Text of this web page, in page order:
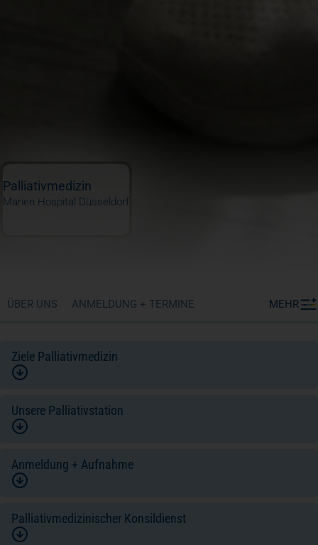
Palliativmedizin
Marien Hospital Düsseldorf
ÜBER UNS ANMELDUNG + TERMINE MEHR
Ziele Palliativmedizin
Unsere Palliativstation
Anmeldung + Aufnahme
Palliativmedizinischer Konsildienst